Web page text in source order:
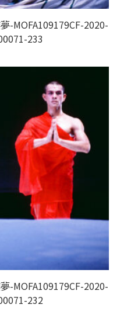
-MOFA109179CF-2020-
233
-MOFA109179CF-2020-
232